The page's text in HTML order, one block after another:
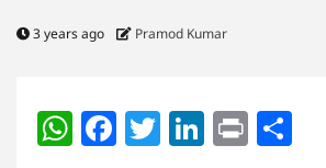
3 years ago Pramod Kumar
WhatsApp
Facebook
Twitter
LinkedIn
Print